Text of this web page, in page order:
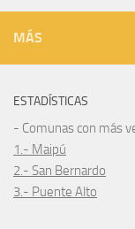
MÁS
ESTADÍSTICAS
- Comunas con más
1.- Maipú
2.- San Bernardo
3.- Puente Alto